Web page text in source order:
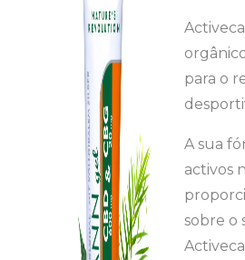
para o
A sua
activos
sobre o